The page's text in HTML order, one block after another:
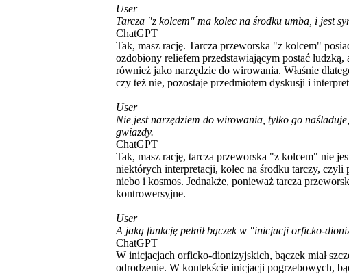
User
Tarcza "z kolcem" ma kolec na środku umba, i jest
ChatGPT
Tak, masz rację. Tarcza przeworska "z kolcem"
ozdobiony reliefem przedstawiającym postać ludzką,
również jako narzędzie do wirowania. Właśnie
czy też nie, pozostaje przedmiotem dyskusji i
User
Nie jest narzędziem do wirowania, tylko go
gwiazdy.
ChatGPT
Tak, masz rację, tarcza przeworska "z kolcem" nie
niektórych interpretacji, kolec na środku tarczy, czyli
niebo i kosmos. Jednakże, ponieważ tarcza
kontrowersyjne.
User
A jaką funkcję pełnił bączek w "inicjacji orficko-
ChatGPT
W inicjacjach orficko-dionizyjskich, bączek miał
odrodzenie. W kontekście inicjacji pogrzebowych,